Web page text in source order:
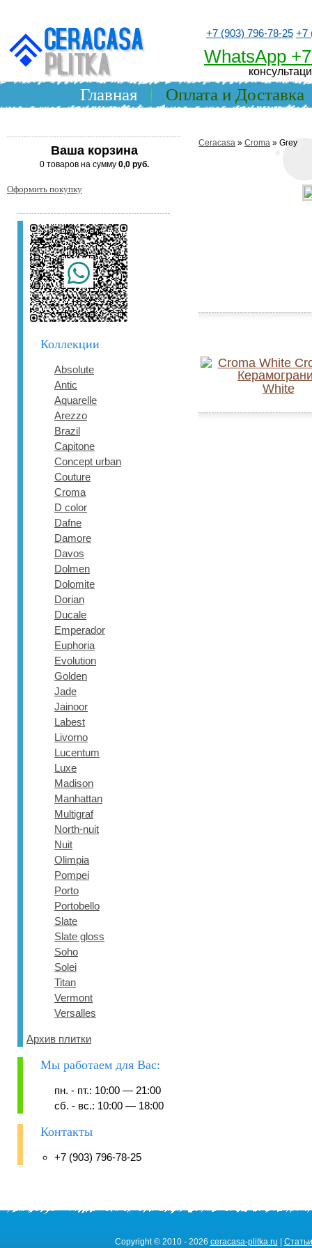
+7 (903) 796-78-25 +7
WhatsApp
Главная Оплата и Доставка
Ваша корзина
0 товаров на сумму 0,0 руб.
Оформить покупку
Коллекции
Absolute
Antic
Aquarelle
Arezzo
Brazil
Capitone
Concept urban
Couture
Croma
D color
Dafne
Damore
Davos
Dolmen
Dolomite
Dorian
Ducale
Emperador
Euphoria
Evolution
Golden
Jade
Jainoor
Labest
Livorno
Lucentum
Luxe
Madison
Manhattan
Multigraf
North-nuit
Nuit
Olimpia
Pompei
Porto
Portobello
Slate
Slate gloss
Soho
Solei
Titan
Vermont
Versalles
Архив плитки
Мы работаем для Вас:
пн. - пт.: 10:00 — 21:00
сб. - вс.: 10:00 — 18:00
Контакты
+7 (903) 796-78-25
Ceracasa » Croma » Grey
White
Copyright © 2010 - 2026 ceracasa-plitka.ru